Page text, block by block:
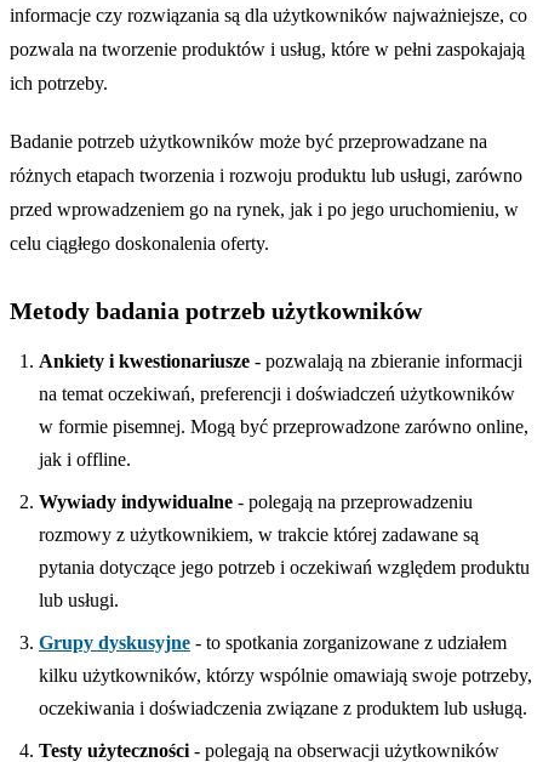
informacje czy rozwiązania są dla użytkowników najważniejsze, co
pozwala na tworzenie produktów i usług, które w pełni zaspokajają
ich potrzeby.
Badanie potrzeb użytkowników może być przeprowadzane na
różnych etapach tworzenia i rozwoju produktu lub usługi, zarówno
przed wprowadzeniem go na rynek, jak i po jego uruchomieniu, w
celu ciągłego doskonalenia oferty.
Metody badania potrzeb użytkowników
Ankiety i kwestionariusze - pozwalają na zbieranie informacji
na temat oczekiwań, preferencji i doświadczeń użytkowników
w formie pisemnej. Mogą być przeprowadzone zarówno online,
jak i offline.
Wywiady indywidualne - polegają na przeprowadzeniu
rozmowy z użytkownikiem, w trakcie której zadawane są
pytania dotyczące jego potrzeb i oczekiwań względem produktu
lub usługi.
Grupy dyskusyjne - to spotkania zorganizowane z udziałem
kilku użytkowników, którzy wspólnie omawiają swoje potrzeby,
oczekiwania i doświadczenia związane z produktem lub usługą.
Testy użyteczności - polegają na obserwacji użytkowników